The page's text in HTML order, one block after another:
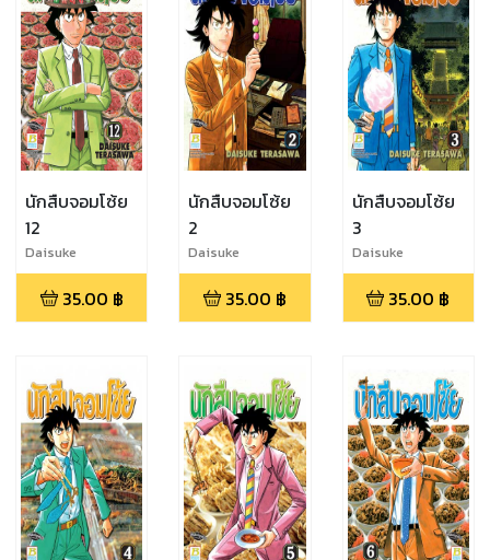
นักสืบจอมโซ้ย
12
Daisuke
Terasawa
35.00 ฿
นักสืบจอมโซ้ย
2
Daisuke
Terasawa
35.00 ฿
นักสืบจอมโซ้ย
3
Daisuke
Terasawa
35.00 ฿